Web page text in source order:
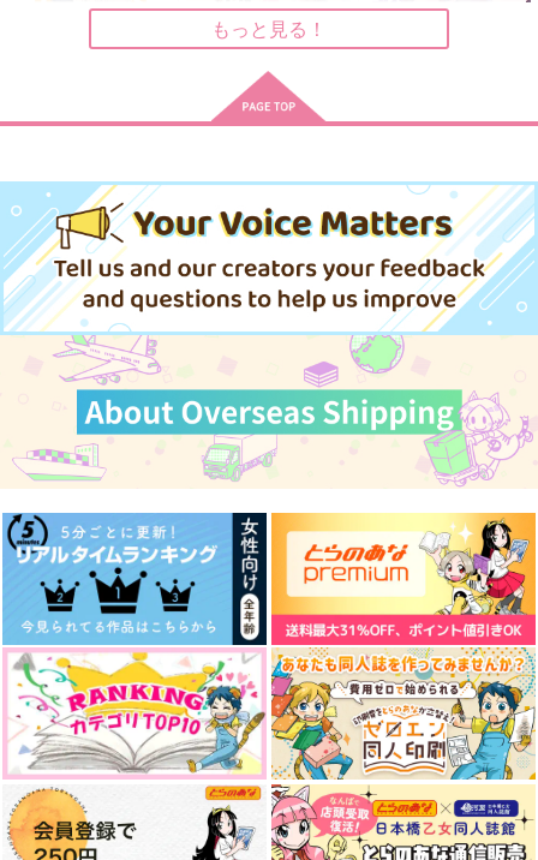
百年先も覚えてるから
アスタリスク
897円（税込）
ゲゲ郎×水木
サンプル
作品詳細
101回目の夢を見よう
雨の木カントリー
（税込）
土井半助×山田利吉
夢灯す夜
オノマトペッチ
1,572円（税込）
ゲゲ郎×水木
サンプル
今際の際に見る夢は
てちてち
330円（税込）
ゲゲ郎×水木
サンプル
銀の夢、軍師の心
日本社畜学会
944円（税込）
諸伏高明×夢主
サンプル
幸福な物語の一ページ
目へ
ピアチェーレ
1,650円（税込）
フリンズ×女夢主
サンプル
Ordinary days
審神者
カート
千年先も
3×8Pascal
1,729円
刀剣乱舞 髭切×審神者
カート
遥かなる空
3×8Pascal
カート
子（北山くんと南谷く
ん −お付き合い1年目
−）
イースト・プレス
370円（税込）
サンプル
作品詳細
ん お付き合い1年目
イースト・プレス
サンプル
作品詳細
彗星社
858円（税込）
サンプル
作品詳細
もっと見る！